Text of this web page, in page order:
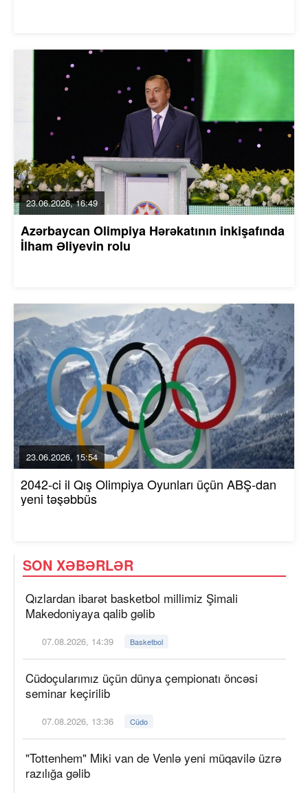
23.06.2026, 16:49
Azərbaycan Olimpiya Hərəkatının inkişafında
İlham Əliyevin rolu
23.06.2026, 15:54
2042-ci il Qış Olimpiya Oyunları üçün ABŞ-dan
yeni təşəbbüs
SON XƏBƏRLƏR
Qızlardan ibarət basketbol millimiz Şimali
Makedoniyaya qalib gəlib
07.08.2026, 14:39 Basketbol
Cüdoçularımız üçün dünya çempionatı öncəsi
seminar keçirilib
07.08.2026, 13:36 Cüdo
"Tottenhem" Miki van de Venlə yeni müqavilə üzrə
razılığa gəlib